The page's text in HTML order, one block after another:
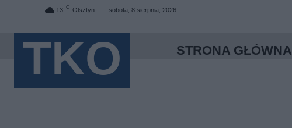
13 C Olsztyn sobota, 8 sierpnia, 2026
TKO STRONA GŁÓWNA